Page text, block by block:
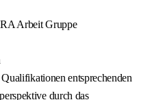
Arbeit Gruppe
entsprechenden
durch das